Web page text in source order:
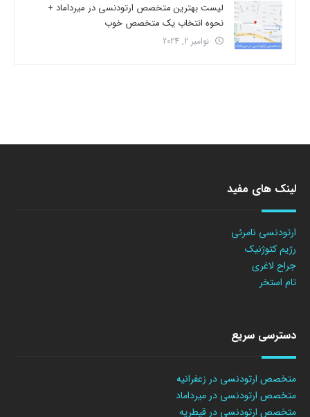
لیست بهترین متخصص ارتودنسی در میرداماد +
نحوه انتخاب یک متخصص خوب
نوامبر 2, 2024
لینک های مفید
ارتودنسی نامرئی
رژیم کتوژنیک
جراح لاغری
تام استخر
دسترسی سریع
متخصص ارتودنسی در زعفرانیه
متخصص ارتودنسی در میرداماد
متخصص ارتودنسی در قیطریه